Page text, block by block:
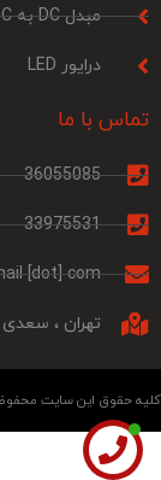
مبدل DC به DC
درایور LED
تماس با ما
36055085
33975531
[dot] com
تهران ، سعدی
حقوق این سایت